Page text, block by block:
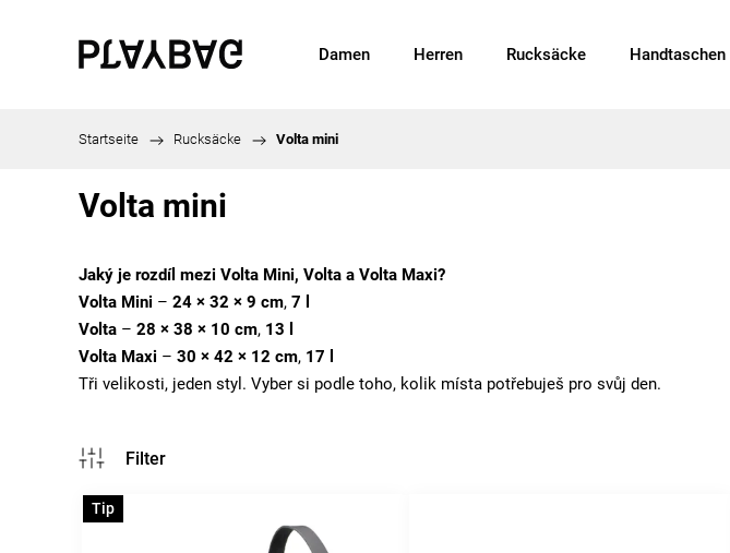
Damen Herren Rucksäcke Handtaschen
Startseite / Rucksäcke / Volta mini
Volta mini
Jaký je rozdíl mezi Volta Mini, Volta a Volta Maxi?
Volta Mini – 24 × 32 × 9 cm, 7 l
Volta – 28 × 38 × 10 cm, 13 l
Volta Maxi – 30 × 42 × 12 cm, 17 l
Tři velikosti, jeden styl. Vyber si podle toho, kolik místa potřebuješ pro svůj den.
Tip